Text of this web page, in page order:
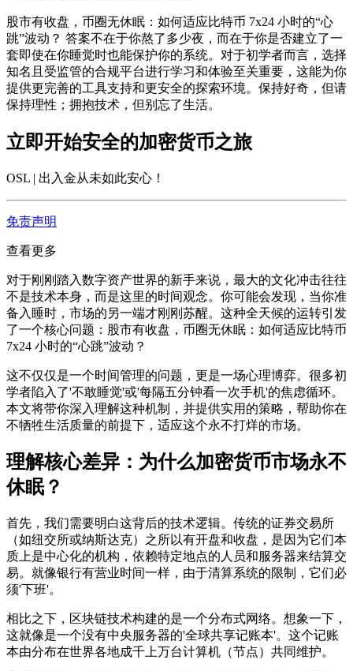
股市有收盘，币圈无休眠：如何适应比特币 7x24 小时的“心
跳”波动？ 答案不在于你熬了多少夜，而在于你是否建立了一
套即使在你睡觉时也能保护你的系统。对于初学者而言，选择
知名且受监管的合规平台进行学习和体验至关重要，这能为你
提供更完善的工具支持和更安全的探索环境。保持好奇，但请
保持理性；拥抱技术，但别忘了生活。
立即开始安全的加密货币之旅
OSL | 出入金从未如此安心 ！
免责声明
查看更多
对于刚刚踏入数字资产世界的新手来说，最大的文化冲击往往
不是技术本身，而是这里的时间观念。你可能会发现，当你准
备入睡时，市场的另一端才刚刚苏醒。这种全天候的运转引发
了一个核心问题： 股市有收盘，币圈无休眠：如何适应比特币
7x24 小时的“心跳”波动？
这不仅仅是一个时间管理的问题，更是一场心理博弈。很多初
学者陷入了'不敢睡觉'或'每隔五分钟看一次手机'的焦虑循环。
本文将带你深入理解这种机制，并提供实用的策略，帮助你在
不牺牲生活质量的前提下，适应这个永不打烊的市场。
理解核心差异：为什么加密货币市场永不
休眠？
首先，我们需要明白这背后的技术逻辑。传统的证券交易所
（如纽交所或纳斯达克）之所以有开盘和收盘，是因为它们本
质上是中心化的机构，依赖特定地点的人员和服务器来结算交
易。就像银行有营业时间一样，由于清算系统的限制，它们必
须'下班'。
相比之下，区块链技术构建的是一个分布式网络。想象一下，
这就像是一个没有中央服务器的'全球共享记账本'。这个记账
本由分布在世界各地成千上万台计算机（节点）共同维护。